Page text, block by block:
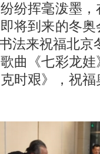
挥毫泼墨，
将到来的冬
法来祝福北京
曲《七彩龙
时艰》，祝